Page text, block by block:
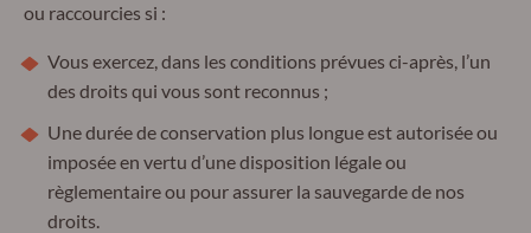
ou raccourcies si :
Vous exercez, dans les conditions prévues ci-après, l’un
des droits qui vous sont reconnus ;
Une durée de conservation plus longue est autorisée ou
imposée en vertu d’une disposition légale ou
règlementaire ou pour assurer la sauvegarde de nos
droits.